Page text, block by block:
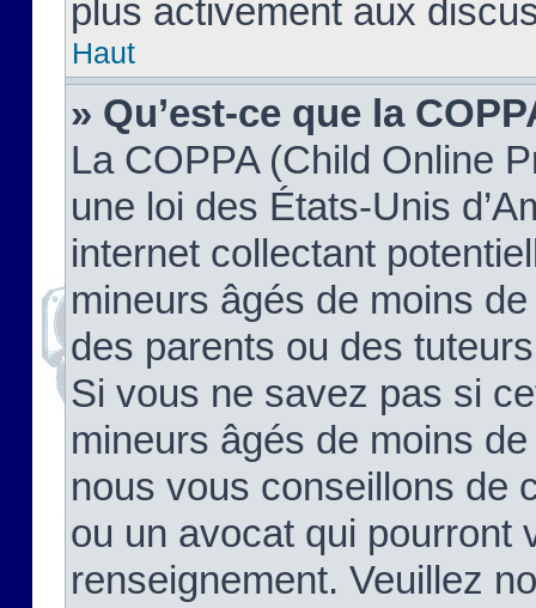
plus activement aux
Haut
» Qu’est-ce que la
La COPPA (Child Online
une loi des États-Unis
internet collectant
mineurs âgés de moins
des parents ou des
Si vous ne savez pas si
mineurs âgés de moins
nous vous conseillons de
ou un avocat qui pourront
renseignement. Veuillez